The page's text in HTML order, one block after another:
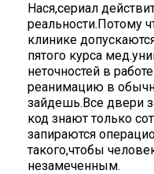
Нася,сериал
реальности.Потому
клинике
пятого курса
неточностей в
реанимацию в
зайдешь.Все двери
код знают только
запираются
такого,чтобы
незамеченным.